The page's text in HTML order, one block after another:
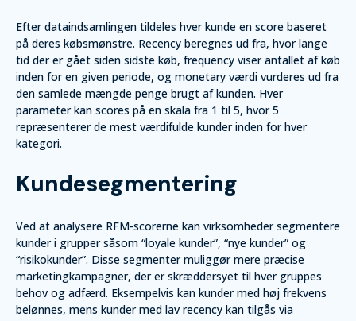
Efter dataindsamlingen tildeles hver kunde en score baseret
på deres købsmønstre. Recency beregnes ud fra, hvor lange
tid der er gået siden sidste køb, frequency viser antallet af køb
inden for en given periode, og monetary værdi vurderes ud fra
den samlede mængde penge brugt af kunden. Hver
parameter kan scores på en skala fra 1 til 5, hvor 5
repræsenterer de mest værdifulde kunder inden for hver
kategori.
Kundesegmentering
Ved at analysere RFM-scorerne kan virksomheder segmentere
kunder i grupper såsom “loyale kunder”, “nye kunder” og
“risikokunder”. Disse segmenter muliggør mere præcise
marketingkampagner, der er skræddersyet til hver gruppes
behov og adfærd. Eksempelvis kan kunder med høj frekvens
belønnes, mens kunder med lav recency kan tilgås via